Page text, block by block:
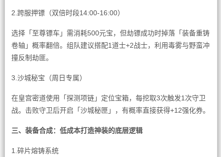
2.跨服押镖（双倍时段14:00-16:00）
选择「至尊镖车」需消耗500元宝，但劫镖成功时掉落「装备重铸
卷轴」概率翻倍。组队建议搭配1道士+2战士，利用毒雾与野蛮冲
撞反制劫匪。
3.沙城秘宝（周日专属）
在皇宫密道使用「探测项链」定位宝箱，每挖取3次触发1次守卫
战。击败守卫后开启「沙城秘匣」，有概率直接获得+12强化券。
三、装备合成：低成本打造神装的底层逻辑
1.碎片熔铸系统